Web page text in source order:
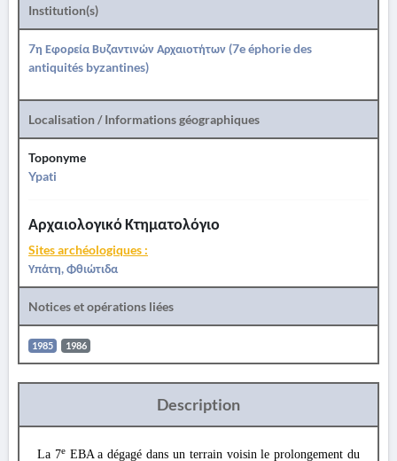
Institution(s)
7η Εφορεία Βυζαντινών Αρχαιοτήτων (7e éphorie des
antiquités byzantines)
Localisation / Informations géographiques
Toponyme
Ypati
Αρχαιολογικό Κτηματολόγιο
Sites archéologiques :
Υπάτη, Φθιώτιδα
Notices et opérations liées
1985 1986
Description
La 7eEBA a dégagé dans un terrain voisin le prolongement du